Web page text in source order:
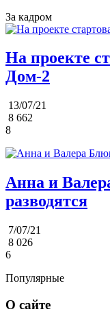
За кадром
На проекте
Дом-2
13/07/21
8 662
8
Анна и
разводятся
7/07/21
8 026
6
Популярные
О сайте